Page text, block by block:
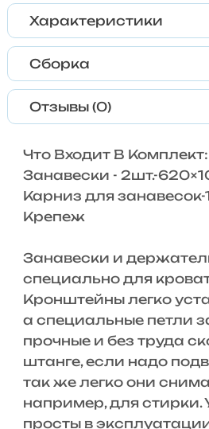
Характеристики
Сборка
Отзывы (0)
Что Входит В Комплект:
Занавески - 2шт.-
Карниз для занавесок-
Крепеж
Занавески и
специально для
Кронштейны легко
а специальные петли
прочные и без труда
штанге, если надо
так же легко они
например, для стирки.
просты в